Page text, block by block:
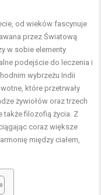
od wieków fascynuje
przez Światową
w sobie elementy
podejście do leczenia i
wybrzeżu Indii
które przetrwały
żywiołów oraz trzech
także filozofią życia. Z
coraz większe
między ciałem,